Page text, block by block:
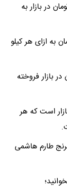
از کیلویی ۲۲۸ هزار تومان در بازار به
معطر را ۱۳۵ هزار تومان به ازای هر کیلو
نرخ ۱۷۹ هزار تومان در بازار فروخته
است که هر
هزار تومان و برنج طارم هاشمی